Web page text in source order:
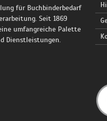
für Buchbinderbedarf
Seit 1869
umfangreiche Palette
Dienstleistungen.